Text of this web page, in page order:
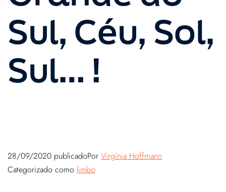
Sul, Céu, Sol,
Sul… !
28/09/2020 publicadoPor Virgínia Hoffmann
Categorizado como limbo